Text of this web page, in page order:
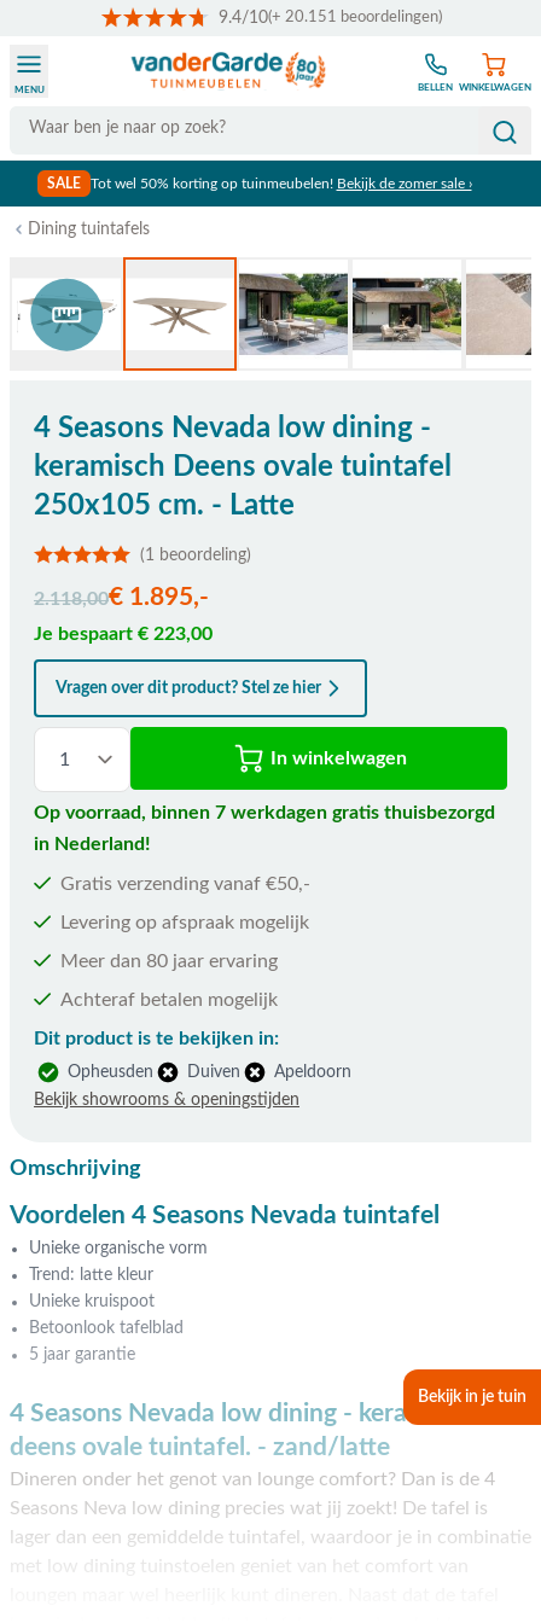
9.4/10(+ 20.151 beoordelingen)
Search
MENU BELLEN WINKELWAGEN
SALE Tot wel 50% korting op tuinmeubelen! Bekijk de zomer sale ›
Bekijk in je tuin
Dining tuintafels
4 Seasons Nevada low dining -
keramisch Deens ovale tuintafel
250x105 cm. - Latte
(1 beoordeling)
2.118,00€ 1.895,-
Je bespaart € 223,00
Vragen over dit product? Stel ze hier
In winkelwagen
Op voorraad, binnen 7 werkdagen gratis thuisbezorgd
in Nederland!
Gratis verzending vanaf €50,-
Levering op afspraak mogelijk
Meer dan 80 jaar ervaring
Achteraf betalen mogelijk
Dit product is te bekijken in:
Opheusden Duiven
Apeldoorn
Bekijk showrooms & openingstijden
Omschrijving
Voordelen 4 Seasons Nevada tuintafel
Unieke organische vorm
Trend: latte kleur
Unieke kruispoot
Betoonlook tafelblad
5 jaar garantie
4 Seasons Nevada low dining - keramisch
deens ovale tuintafel. - zand/latte
Dineren onder het genot van lounge comfort? Dan is de 4
Seasons Neva low dining precies wat jij zoekt! De tafel is
lager dan een gemiddelde tuintafel, waardoor je in combinatie
met low dining tuinstoelen geniet van het comfort van